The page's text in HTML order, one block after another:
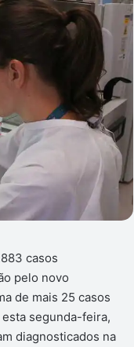
casos
pelo novo
de mais 25 casos
segunda-feira,
diagnosticados na